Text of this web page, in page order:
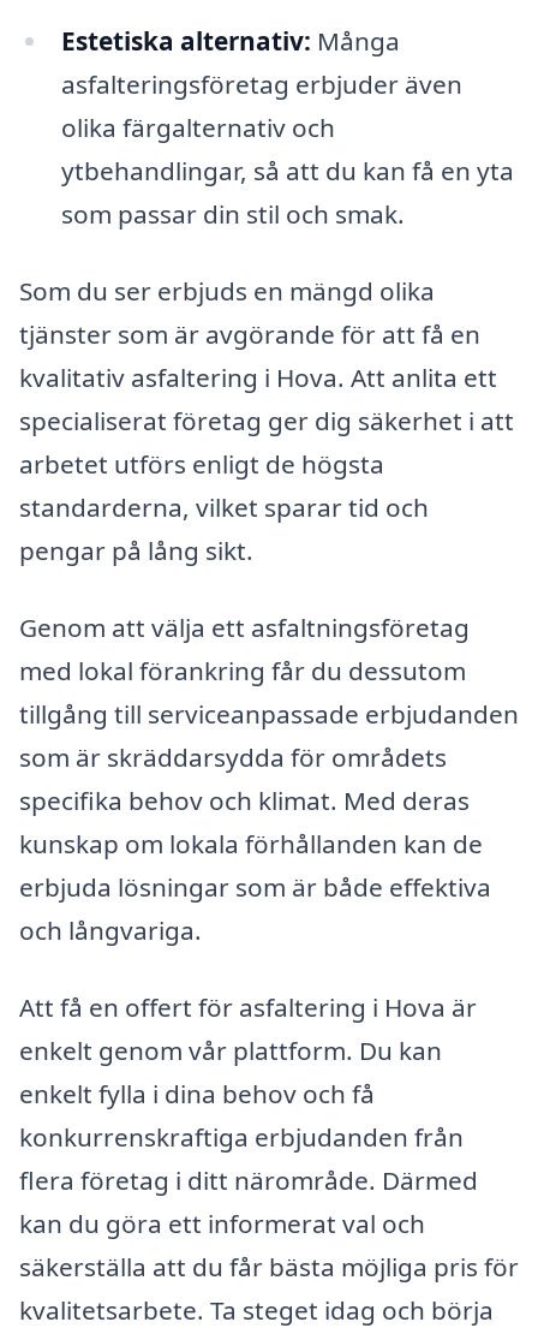
Estetiska alternativ: Många
asfalteringsföretag erbjuder även
olika färgalternativ och
ytbehandlingar, så att du kan få en yta
som passar din stil och smak.
Som du ser erbjuds en mängd olika
tjänster som är avgörande för att få en
kvalitativ asfaltering i Hova. Att anlita ett
specialiserat företag ger dig säkerhet i att
arbetet utförs enligt de högsta
standarderna, vilket sparar tid och
pengar på lång sikt.
Genom att välja ett asfaltningsföretag
med lokal förankring får du dessutom
tillgång till serviceanpassade erbjudanden
som är skräddarsydda för områdets
specifika behov och klimat. Med deras
kunskap om lokala förhållanden kan de
erbjuda lösningar som är både effektiva
och långvariga.
Att få en offert för asfaltering i Hova är
enkelt genom vår plattform. Du kan
enkelt fylla i dina behov och få
konkurrenskraftiga erbjudanden från
flera företag i ditt närområde. Därmed
kan du göra ett informerat val och
säkerställa att du får bästa möjliga pris för
kvalitetsarbete. Ta steget idag och börja